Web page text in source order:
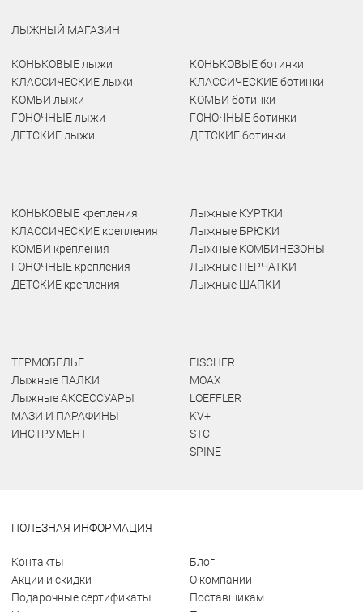
ЛЫЖНЫЙ МАГАЗИН
КОНЬКОВЫЕ лыжи
КЛАССИЧЕСКИЕ лыжи
КОМБИ лыжи
ГОНОЧНЫЕ лыжи
ДЕТСКИЕ лыжи
КОНЬКОВЫЕ ботинки
КЛАССИЧЕСКИЕ ботинки
КОМБИ ботинки
ГОНОЧНЫЕ ботинки
ДЕТСКИЕ ботинки
КОНЬКОВЫЕ крепления
КЛАССИЧЕСКИЕ крепления
КОМБИ крепления
ГОНОЧНЫЕ крепления
ДЕТСКИЕ крепления
Лыжные КУРТКИ
Лыжные БРЮКИ
Лыжные КОМБИНЕЗОНЫ
Лыжные ПЕРЧАТКИ
Лыжные ШАПКИ
ТЕРМОБЕЛЬЕ
Лыжные ПАЛКИ
Лыжные АКСЕССУАРЫ
МАЗИ И ПАРАФИНЫ
ИНСТРУМЕНТ
FISCHER
MOAX
LOEFFLER
KV+
STC
SPINE
ПОЛЕЗНАЯ ИНФОРМАЦИЯ
Контакты
Акции и скидки
Подарочные сертификаты
Блог
О компании
Поставщикам